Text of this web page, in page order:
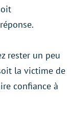
rester un peu
la victime de
confiance à